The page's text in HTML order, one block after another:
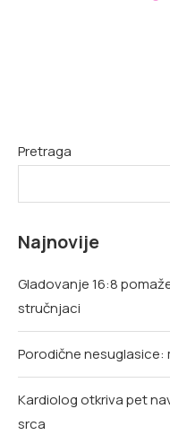
Pretraga
Najnovije
Gladovanje 16:8
stručnjaci
Porodične nesuglasice:
Kardiolog otkriva pet
srca